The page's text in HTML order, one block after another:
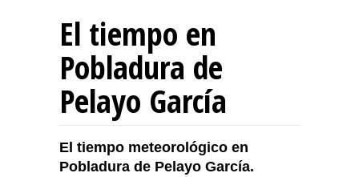
El tiempo en
Pobladura de
Pelayo García
El tiempo meteorológico en
Pobladura de Pelayo García.